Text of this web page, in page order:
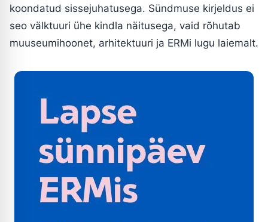
koondatud sissejuhatusega. Sündmuse kirjeldus ei
seo välktuuri ühe kindla näitusega, vaid rõhutab
muuseumihoonet, arhitektuuri ja ERMi lugu laiemalt.